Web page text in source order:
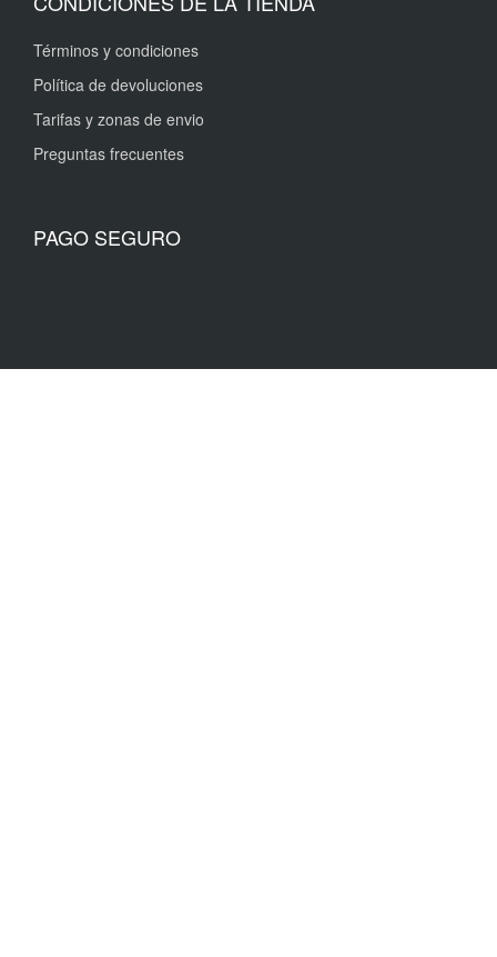
Términos y condiciones
Política de devoluciones
Tarifas y zonas de envio
Preguntas frecuentes
PAGO SEGURO